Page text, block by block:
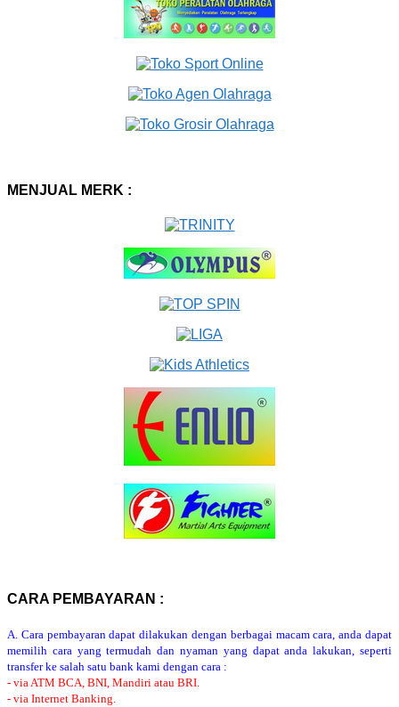
MENJUAL MERK :
CARA PEMBAYARAN :
A. Cara pembayaran dapat dilakukan dengan berbagai macam cara, anda dapat
memilih cara yang termudah dan nyaman yang dapat anda lakukan, seperti
transfer ke salah satu bank kami dengan cara :
- via ATM BCA, BNI, Mandiri atau BRI.
- via Internet Banking.